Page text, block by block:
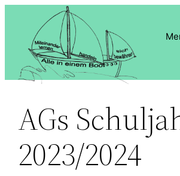
springen
AGs
2023/2024